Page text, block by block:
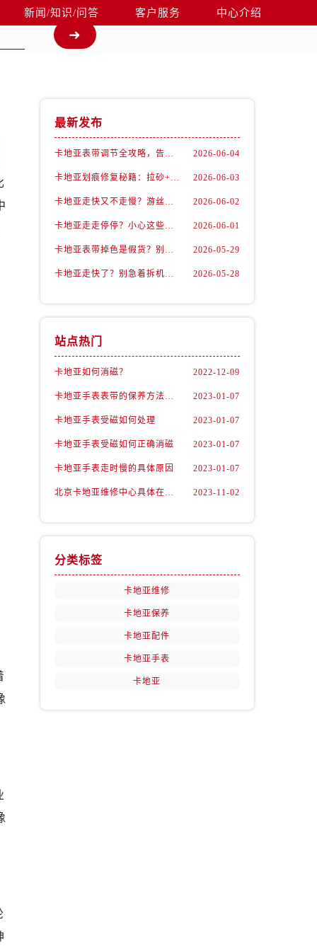
新闻/知识/问答 客户服务 中心介绍
最新发布
卡地亚表带调节全攻略，告别过短烦恼 2026-06-04
卡地亚划痕修复秘籍：拉砂+抛光双工艺还原如新 2026-06-03
卡地亚走快又不走慢？游丝问题你了解多少？ 2026-06-02
卡地亚走走停停？小心这些隐藏杀手 2026-06-01
卡地亚表带掉色是假货？别急，可能是这些日常习惯惹的祸 2026-05-29
卡地亚走快了？别急着拆机，先做这一步 2026-05-28
站点热门
卡地亚如何消磁？ 2022-12-09
卡地亚手表表带的保养方法有哪些？ 2023-01-07
卡地亚手表受磁如何处理 2023-01-07
卡地亚手表受磁如何正确消磁 2023-01-07
卡地亚手表走时慢的具体原因 2023-01-07
北京卡地亚维修中心具体在哪里？ 2023-11-02
分类标签
卡地亚维修
卡地亚保养
卡地亚配件
卡地亚手表
卡地亚